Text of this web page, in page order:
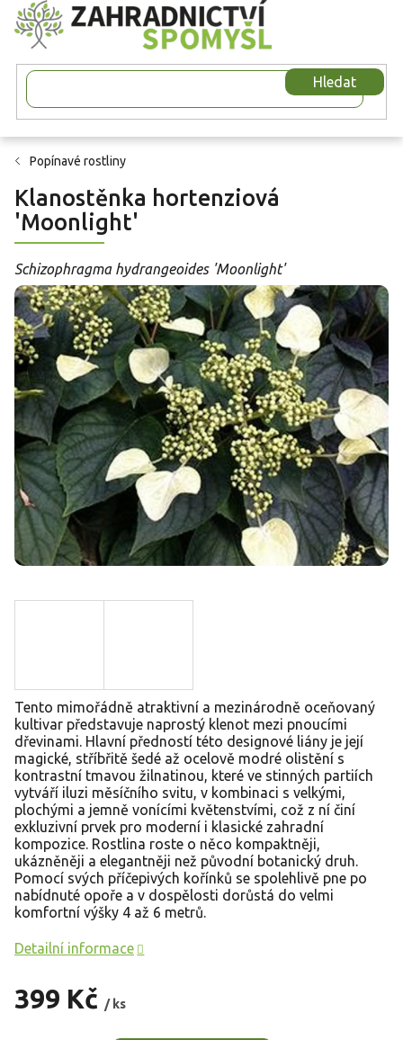
Přejít
na
obsah
Hledat
Popínavé rostliny
Klanostěnka hortenziová
'Moonlight'
Schizophragma hydrangeoides 'Moonlight'
399 Kč / ks
Tento mimořádně atraktivní a mezinárodně oceňovaný
kultivar představuje naprostý klenot mezi pnoucími
dřevinami. Hlavní předností této designové liány je její
magické, stříbřitě šedé až ocelově modré olistění s
kontrastní tmavou žilnatinou, které ve stinných partiích
vytváří iluzi měsíčního svitu, v kombinaci s velkými,
plochými a jemně vonícími květenstvími, což z ní činí
exkluzivní prvek pro moderní i klasické zahradní
kompozice. Rostlina roste o něco kompaktněji,
ukázněněji a elegantněji než původní botanický druh.
Pomocí svých příčepivých kořínků se spolehlivě pne po
nabídnuté opoře a v dospělosti dorůstá do velmi
komfortní výšky 4 až 6 metrů.
Detailní informace